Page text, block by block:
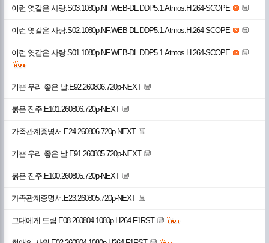
이런 엿같은 사랑.S03.1080p.NF.WEB-DL.DDP5.1.Atmos.H.264-SCOPE
이런 엿같은 사랑.S02.1080p.NF.WEB-DL.DDP5.1.Atmos.H.264-SCOPE
이런 엿같은 사랑.S01.1080p.NF.WEB-DL.DDP5.1.Atmos.H.264-SCOPE
기쁜 우리 좋은 날.E92.260806.720p-NEXT
붉은 진주.E101.260806.720p-NEXT
가족관계증명서.E24.260806.720p-NEXT
기쁜 우리 좋은 날.E91.260805.720p-NEXT
붉은 진주.E100.260805.720p-NEXT
가족관계증명서.E23.260805.720p-NEXT
그대에게 드림.E08.260804.1080p.H264-F1RST